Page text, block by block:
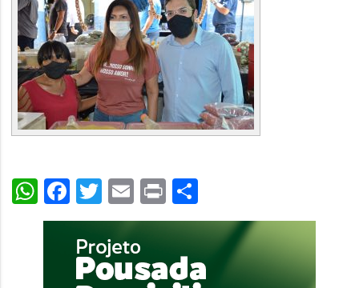
WhatsApp
Facebook
Twitter
Email
PrintShare